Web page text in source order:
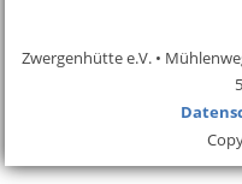
Zwergenhütte e.V. •